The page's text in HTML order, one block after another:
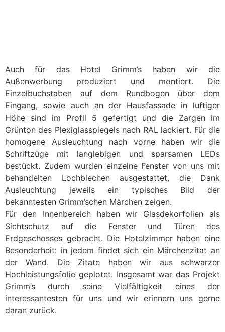
Auch für das Hotel Grimm’s haben wir die
Außenwerbung produziert und montiert. Die
Einzelbuchstaben auf dem Rundbogen über dem
Eingang, sowie auch an der Hausfassade in luftiger
Höhe sind im Profil 5 gefertigt und die Zargen im
Grünton des Plexiglasspiegels nach RAL lackiert. Für die
homogene Ausleuchtung nach vorne haben wir die
Schriftzüge mit langlebigen und sparsamen LEDs
bestückt. Zudem wurden einzelne Fenster von uns mit
behandelten Lochblechen ausgestattet, die Dank
Ausleuchtung jeweils ein typisches Bild der
bekanntesten Grimm’schen Märchen zeigen.
Für den Innenbereich haben wir Glasdekorfolien als
Sichtschutz auf die Fenster und Türen des
Erdgeschosses gebracht. Die Hotelzimmer haben eine
Besonderheit: in jedem findet sich ein Märchenzitat an
der Wand. Die Zitate haben wir aus schwarzer
Hochleistungsfolie geplotet. Insgesamt war das Projekt
Grimm’s durch seine Vielfältigkeit eines der
interessantesten für uns und wir erinnern uns gerne
daran zurück.